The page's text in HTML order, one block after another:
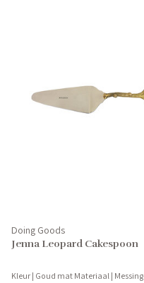
Doing Goods
Jenna Leopard Cakespoon
Kleur | Goud mat Materiaal | Messing